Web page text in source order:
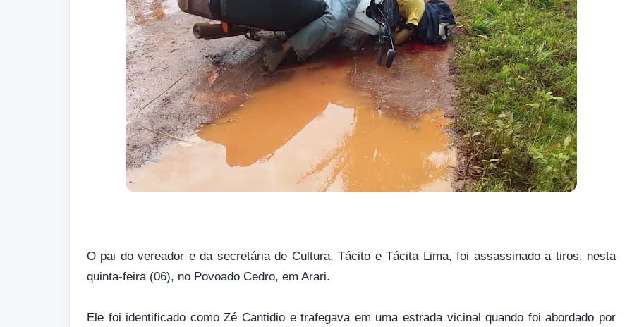
O pai do vereador e da secretária de Cultura, Tácito e Tácita Lima, foi assassinado a tiros, nesta
quinta-feira (06), no Povoado Cedro, em Arari.
Ele foi identificado como Zé Cantidio e trafegava em uma estrada vicinal quando foi abordado por